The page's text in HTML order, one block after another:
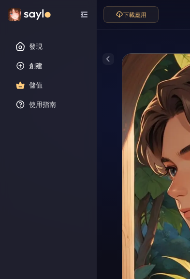
發現
創建
儲值
使用指南
下載應用